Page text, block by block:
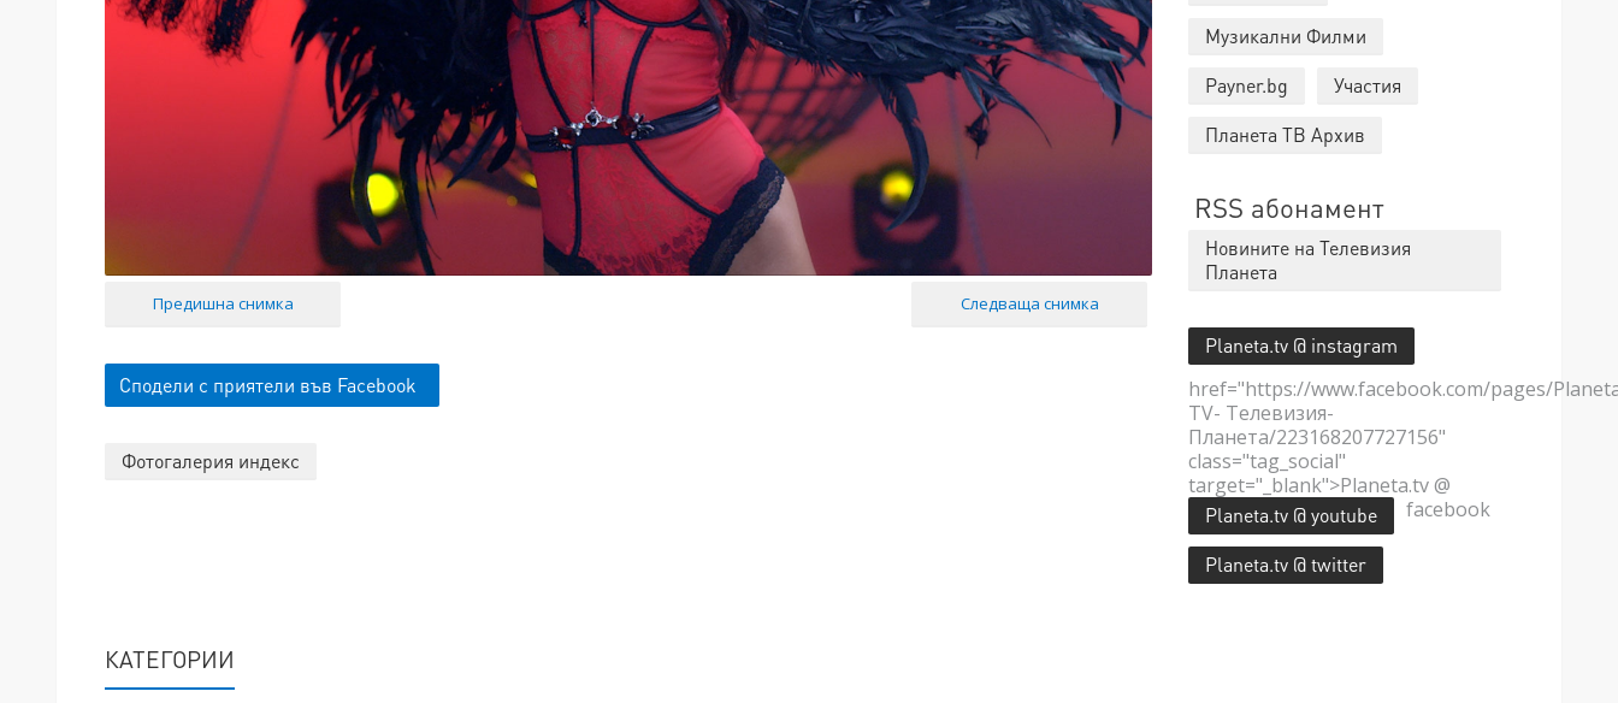
Предишна снимка Следваща снимка
Сподели с приятели във Facebook
Фотогалерия индекс
Музикални Филми
Payner.bg
Участия
Планета ТВ Архив
RSS абонамент
Новините на Телевизия
Планета
Planeta.tv @ instagram
href="https://www.facebook.com/pages/
TV- Телевизия-
Планета/223168207727156"
class="tag_social"
target="_blank">Planeta.tv @
facebook
Planeta.tv @ youtube
Planeta.tv @ twitter
КАТЕГОРИИ